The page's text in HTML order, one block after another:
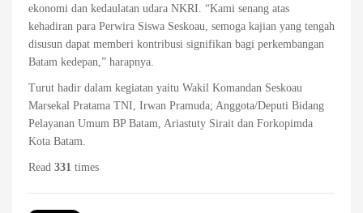
ekonomi dan kedaulatan udara NKRI. “Kami senang atas
kehadiran para Perwira Siswa Seskoau, semoga kajian yang tengah
disusun dapat memberi kontribusi signifikan bagi perkembangan
Batam kedepan,” harapnya.
Turut hadir dalam kegiatan yaitu Wakil Komandan Seskoau
Marsekal Pratama TNI, Irwan Pramuda; Anggota/Deputi Bidang
Pelayanan Umum BP Batam, Ariastuty Sirait dan Forkopimda
Kota Batam.
Read 331 times